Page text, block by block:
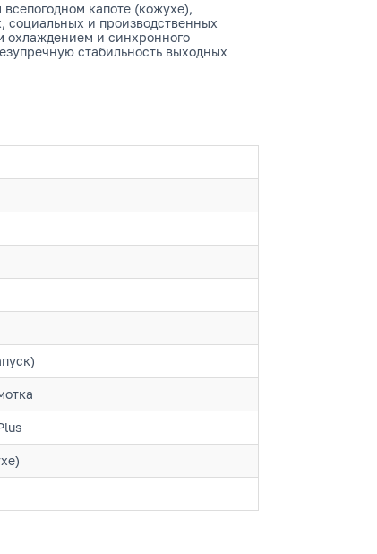
капоте (кожухе),
социальных и производственных
охлаждением и синхронного
стабильность выходных